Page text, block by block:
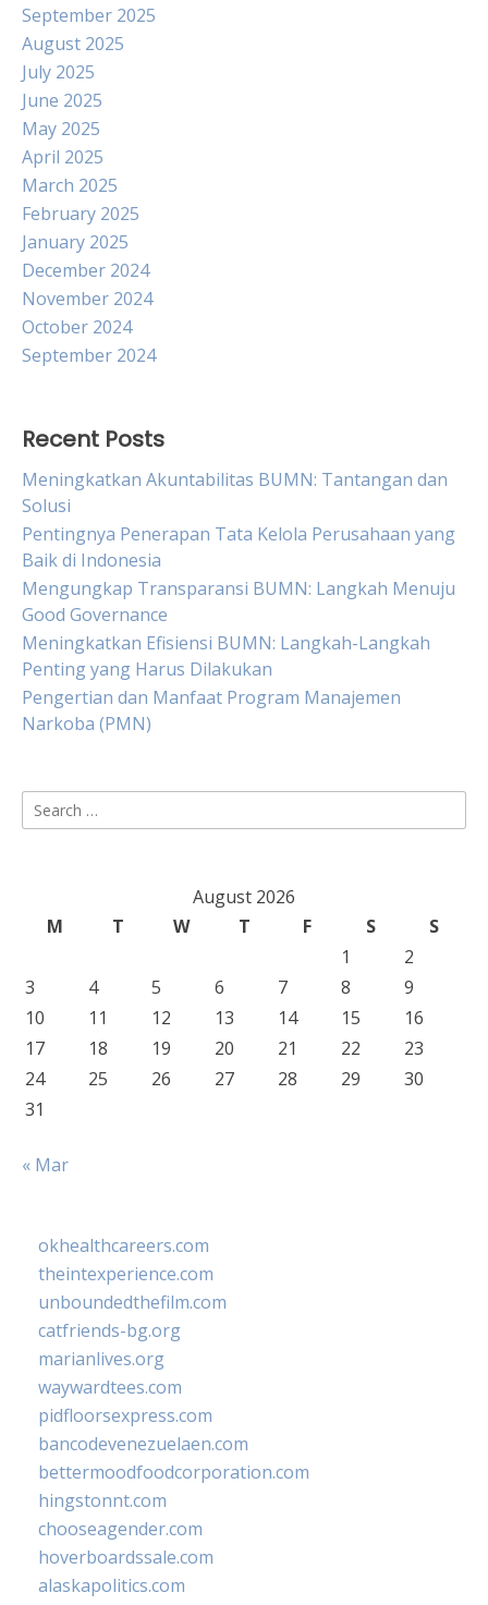
September 2025
August 2025
July 2025
June 2025
May 2025
April 2025
March 2025
February 2025
January 2025
December 2024
November 2024
October 2024
September 2024
Recent Posts
Meningkatkan Akuntabilitas BUMN: Tantangan dan
Solusi
Pentingnya Penerapan Tata Kelola Perusahaan yang
Baik di Indonesia
Mengungkap Transparansi BUMN: Langkah Menuju
Good Governance
Meningkatkan Efisiensi BUMN: Langkah-Langkah
Penting yang Harus Dilakukan
Pengertian dan Manfaat Program Manajemen
Narkoba (PMN)
Search
for:
August 2026
M
T W T F S
S
1
2
3
4 5 6 7 8
9
10
11 12 13 14 15
16
17
18 19 20 21 22
23
24
25 26 27 28 29
30
31
« Mar
okhealthcareers.com
theintexperience.com
unboundedthefilm.com
catfriends-bg.org
marianlives.org
waywardtees.com
pidfloorsexpress.com
bancodevenezuelaen.com
bettermoodfoodcorporation.com
hingstonnt.com
chooseagender.com
hoverboardssale.com
alaskapolitics.com